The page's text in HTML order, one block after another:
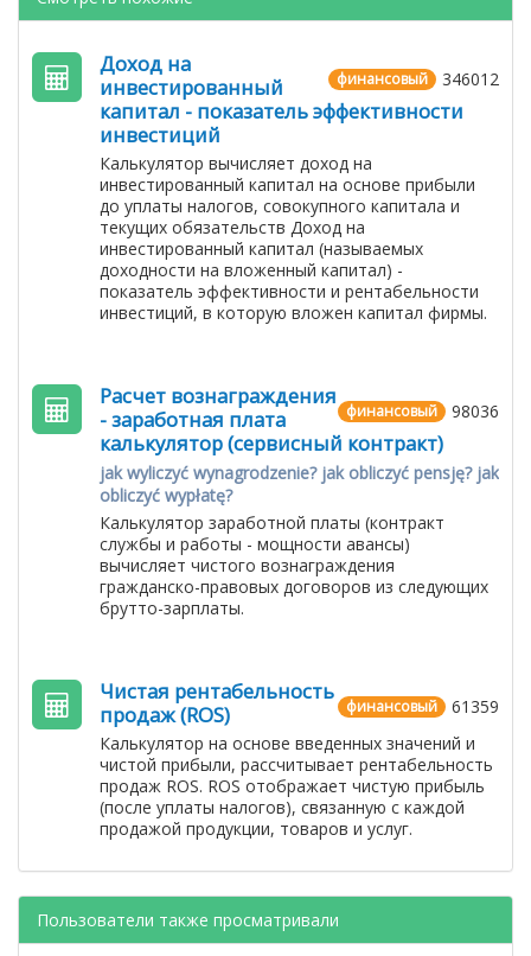
346012
финансовый
Доход на
инвестированный
капитал - показатель эффективности
инвестиций
Калькулятор вычисляет доход на
инвестированный капитал на основе прибыли
до уплаты налогов, совокупного капитала и
текущих обязательств Доход на
инвестированный капитал (называемых
доходности на вложенный капитал) -
показатель эффективности и рентабельности
инвестиций, в которую вложен капитал фирмы.
98036
финансовый
Расчет вознаграждения
- заработная плата
калькулятор (сервисный контракт)
jak wyliczyć wynagrodzenie? jak obliczyć pensję? jak
obliczyć wypłatę?
Калькулятор заработной платы (контракт
службы и работы - мощности авансы)
вычисляет чистого вознаграждения
гражданско-правовых договоров из следующих
брутто-зарплаты.
61359
финансовый
Чистая рентабельность
продаж (ROS)
Калькулятор на основе введенных значений и
чистой прибыли, рассчитывает рентабельность
продаж ROS. ROS отображает чистую прибыль
(после уплаты налогов), связанную с каждой
продажой продукции, товаров и услуг.
Пользователи также просматривали